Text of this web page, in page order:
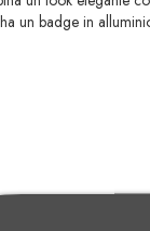
un badge in